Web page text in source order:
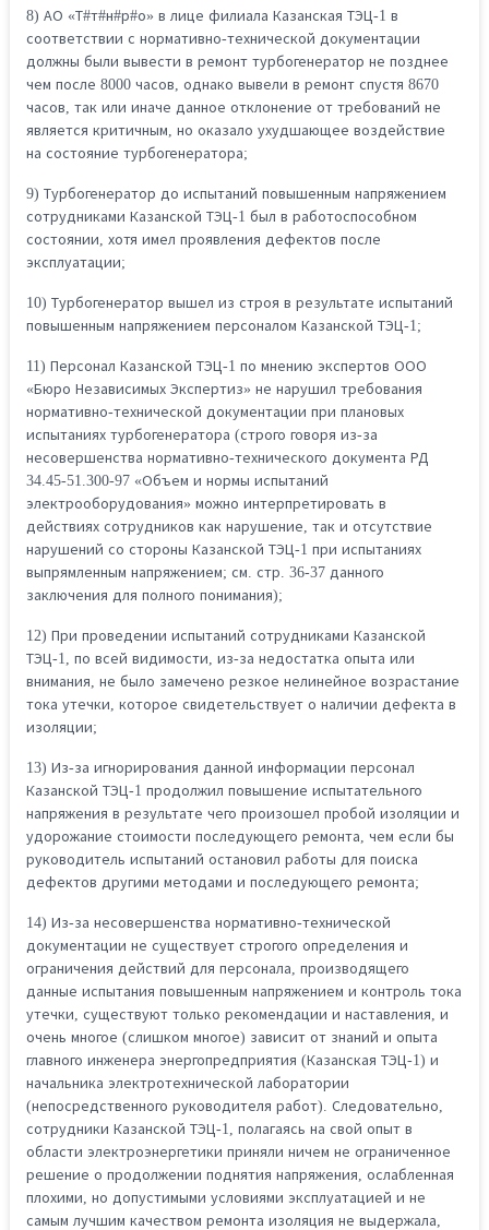
8) АО «Т#т#н#р#о» в лице филиала Казанская ТЭЦ-1 в
соответствии с нормативно-технической документации
должны были вывести в ремонт турбогенератор не позднее
чем после 8000 часов, однако вывели в ремонт спустя 8670
часов, так или иначе данное отклонение от требований не
является критичным, но оказало ухудшающее воздействие
на состояние турбогенератора;
9) Турбогенератор до испытаний повышенным напряжением
сотрудниками Казанской ТЭЦ-1 был в работоспособном
состоянии, хотя имел проявления дефектов после
эксплуатации;
10) Турбогенератор вышел из строя в результате испытаний
повышенным напряжением персоналом Казанской ТЭЦ-1;
11) Персонал Казанской ТЭЦ-1 по мнению экспертов ООО
«Бюро Независимых Экспертиз» не нарушил требования
нормативно-технической документации при плановых
испытаниях турбогенератора (строго говоря из-за
несовершенства нормативно-технического документа РД
34.45-51.300-97 «Объем и нормы испытаний
электрооборудования» можно интерпретировать в
действиях сотрудников как нарушение, так и отсутствие
нарушений со стороны Казанской ТЭЦ-1 при испытаниях
выпрямленным напряжением; см. стр. 36-37 данного
заключения для полного понимания);
12) При проведении испытаний сотрудниками Казанской
ТЭЦ-1, по всей видимости, из-за недостатка опыта или
внимания, не было замечено резкое нелинейное возрастание
тока утечки, которое свидетельствует о наличии дефекта в
изоляции;
13) Из-за игнорирования данной информации персонал
Казанской ТЭЦ-1 продолжил повышение испытательного
напряжения в результате чего произошел пробой изоляции и
удорожание стоимости последующего ремонта, чем если бы
руководитель испытаний остановил работы для поиска
дефектов другими методами и последующего ремонта;
14) Из-за несовершенства нормативно-технической
документации не существует строгого определения и
ограничения действий для персонала, производящего
данные испытания повышенным напряжением и контроль тока
утечки, существуют только рекомендации и наставления, и
очень многое (слишком многое) зависит от знаний и опыта
главного инженера энергопредприятия (Казанская ТЭЦ-1) и
начальника электротехнической лаборатории
(непосредственного руководителя работ). Следовательно,
сотрудники Казанской ТЭЦ-1, полагаясь на свой опыт в
области электроэнергетики приняли ничем не ограниченное
решение о продолжении поднятия напряжения, ослабленная
плохими, но допустимыми условиями эксплуатацией и не
самым лучшим качеством ремонта изоляция не выдержала,